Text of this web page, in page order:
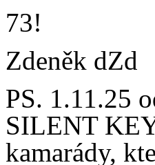
73!
Zdeněk dZd
PS. 1.11.25
SILENT
kamarády,